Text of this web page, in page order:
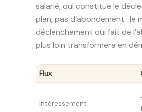
salarié, qui constitue le
plan, pas d’abondement :
déclenchement qui fait de
plus loin transformera en
Flux
Intéressement